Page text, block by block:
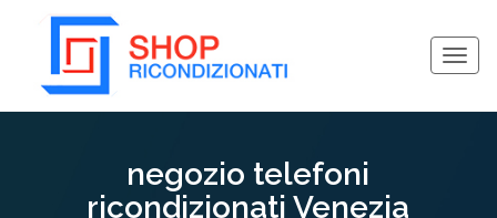
negozio telefoni
ricondizionati Venezia